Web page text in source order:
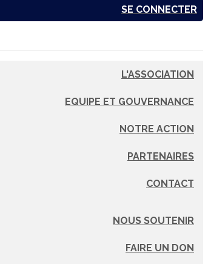
SE CONNECTER
L'ASSOCIATION
EQUIPE ET GOUVERNANCE
NOTRE ACTION
PARTENAIRES
CONTACT
NOUS SOUTENIR
FAIRE UN DON